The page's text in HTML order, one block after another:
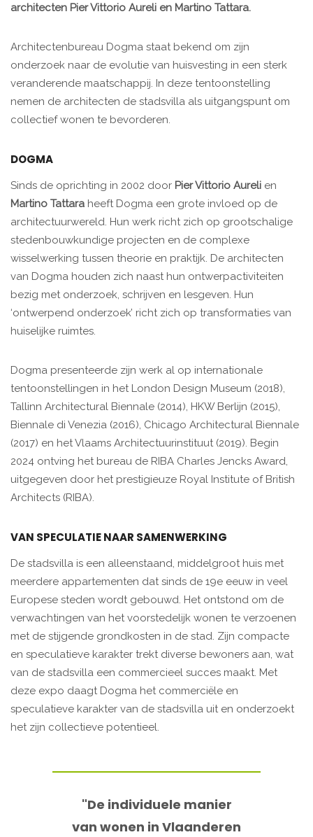
architecten Pier Vittorio Aureli en Martino Tattara.
Architectenbureau Dogma staat bekend om zijn
onderzoek naar de evolutie van huisvesting in een sterk
veranderende maatschappij. In deze tentoonstelling
nemen de architecten de stadsvilla als uitgangspunt om
collectief wonen te bevorderen.
DOGMA
Sinds de oprichting in 2002 door Pier Vittorio Aureli en
Martino Tattara heeft Dogma een grote invloed op de
architectuurwereld. Hun werk richt zich op grootschalige
stedenbouwkundige projecten en de complexe
wisselwerking tussen theorie en praktijk. De architecten
van Dogma houden zich naast hun ontwerpactiviteiten
bezig met onderzoek, schrijven en lesgeven. Hun
‘ontwerpend onderzoek’ richt zich op transformaties van
huiselijke ruimtes.
Dogma presenteerde zijn werk al op internationale
tentoonstellingen in het London Design Museum (2018),
Tallinn Architectural Biennale (2014), HKW Berlijn (2015),
Biennale di Venezia (2016), Chicago Architectural Biennale
(2017) en het Vlaams Architectuurinstituut (2019). Begin
2024 ontving het bureau de RIBA Charles Jencks Award,
uitgegeven door het prestigieuze Royal Institute of British
Architects (RIBA).
VAN SPECULATIE NAAR SAMENWERKING
De stadsvilla is een alleenstaand, middelgroot huis met
meerdere appartementen dat sinds de 19e eeuw in veel
Europese steden wordt gebouwd. Het ontstond om de
verwachtingen van het voorstedelijk wonen te verzoenen
met de stijgende grondkosten in de stad. Zijn compacte
en speculatieve karakter trekt diverse bewoners aan, wat
van de stadsvilla een commercieel succes maakt. Met
deze expo daagt Dogma het commerciële en
speculatieve karakter van de stadsvilla uit en onderzoekt
het zijn collectieve potentieel.
"De individuele manier
van wonen in Vlaanderen